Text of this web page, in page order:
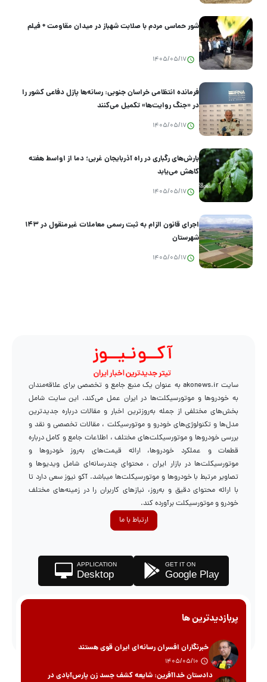
شور حماسی مردم با صلابت شهباز در میدان مقاومت + فیلم
1405/05/17
فرمانده انتظامی خراسان جنوبی: رسانه‌ها پازل دفاعی کشور را
در «جنگ روایت‌ها» تکمیل می‌کنند
1405/05/17
بارش‌های رگباری در راه آذربایجان غربی؛ دما از اواسط هفته
کاهش می‌یابد
1405/05/17
اجرای قانون الزام به ثبت رسمی معاملات غیرمنقول در ۱۴۳
شهرستان
1405/05/17
سایت akonews.ir به عنوان یک منبع جامع و تخصصی برای علاقه‌مندان
به خودروها و موتورسیکلت‌ها در ایران عمل می‌کند. این سایت شامل
بخش‌های مختلفی از جمله به‌روزترین اخبار و مقالات درباره جدیدترین
مدل‌ها و تکنولوژی‌های خودرو و موتورسیکلت ، مقالات تخصصی و نقد و
بررسی خودروها و موتورسیکلت‌های مختلف ، اطلاعات جامع و کامل درباره
قطعات و عملکرد خودروها، ارائه قیمت‌های به‌روز خودروها و
موتورسیکلت‌ها در بازار ایران ، محتوای چندرسانه‌ای شامل ویدیوها و
تصاویر مرتبط با خودروها و موتورسیکلت‌ها میباشد. آکو نیوز سعی دارد تا
با ارائه محتوای دقیق و به‌روز، نیازهای کاربران را در زمینه‌های مختلف
خودرو و موتورسیکلت برآورده کند.
ارتباط با ما
GET IT ON
Google Play
APPLICATION
Desktop
پربازدیدترین ها
خبرنگاران افسران رسانه‌ای ایران قوی هستند
دادستان خداآفرین: شایعه کشف جسد زن پارس‌آبادی در